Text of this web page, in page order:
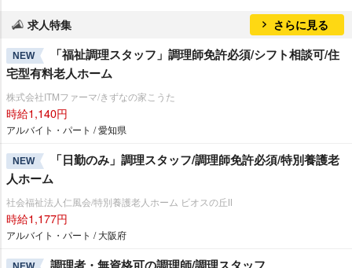
求人特集 さらに見る
NEW
「福祉調理スタッフ」調理師免許必須/シフト相談可/住
宅型有料老人ホーム
株式会社ITMファーマ/きずなの家こうた
時給1,140円
アルバイト・パート / 愛知県
NEW
「日勤のみ」調理スタッフ/調理師免許必須/特別養護老
人ホーム
社会福祉法人仁風会/特別養護老人ホーム ビオスの丘Ⅱ
時給1,177円
アルバイト・パート / 大阪府